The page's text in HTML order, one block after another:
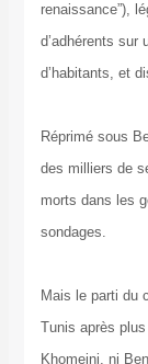
renaissance”),
d’adhérents sur
d’habitants, et
Réprimé sous
des milliers de
morts dans les
sondages.
Mais le parti du
Tunis après plus
Khomeini, ni